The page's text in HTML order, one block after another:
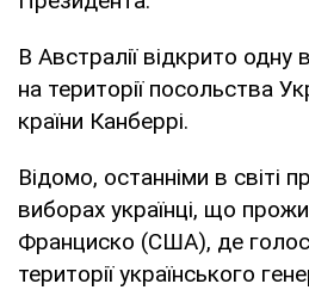
В Австралії відкрито
на території посольства
країни Канберрі.
Відомо, останніми в світі
виборах українці, що
Франциско (США), де
території українського